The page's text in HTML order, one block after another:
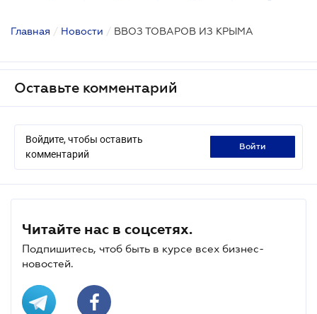
Главная / Новости / ВВОЗ ТОВАРОВ ИЗ КРЫМА
Оставьте комментарий
Войдите, чтобы оставить
комментарий
войти
Читайте нас в соцсетях.
Подпишитесь, чтоб быть в курсе всех бизнес-
новостей.